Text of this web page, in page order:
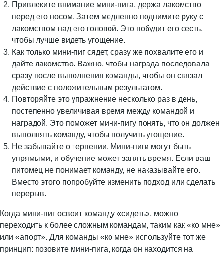
Привлеките внимание мини-пига, держа лакомство
перед его носом. Затем медленно поднимите руку с
лакомством над его головой. Это побудит его сесть,
чтобы лучше видеть угощение.
Как только мини-пиг сядет, сразу же похвалите его и
дайте лакомство. Важно, чтобы награда последовала
сразу после выполнения команды, чтобы он связал
действие с положительным результатом.
Повторяйте это упражнение несколько раз в день,
постепенно увеличивая время между командой и
наградой. Это поможет мини-пигу понять, что он должен
выполнять команду, чтобы получить угощение.
Не забывайте о терпении. Мини-пиги могут быть
упрямыми, и обучение может занять время. Если ваш
питомец не понимает команду, не наказывайте его.
Вместо этого попробуйте изменить подход или сделать
перерыв.
Когда мини-пиг освоит команду «сидеть», можно
переходить к более сложным командам, таким как «ко мне»
или «апорт». Для команды «ко мне» используйте тот же
принцип: позовите мини-пига, когда он находится на